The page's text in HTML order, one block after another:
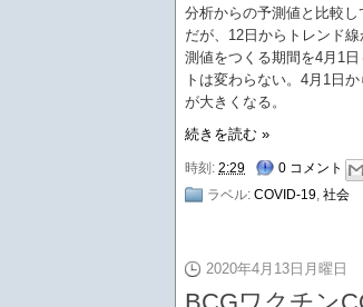
分析からの予測値と比較し
だが、12日からトレンド
測値をつくる期間を4月1
トは変わらない。4月1日
が大きくなる。
続きを読む »
時刻: 2:29
0 コメント
ラベル: COVID-19 社会
2020年4月13日月曜日